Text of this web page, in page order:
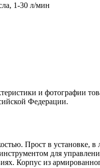
1-30 л/мин
и фотографии
Федерации.
Прост в
для
Корпус из